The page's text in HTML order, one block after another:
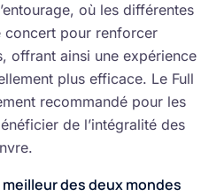
où les différentes
concert pour renforcer
offrant ainsi une expérience
plus efficace. Le Full
recommandé pour les
de l’intégralité des
des deux mondes